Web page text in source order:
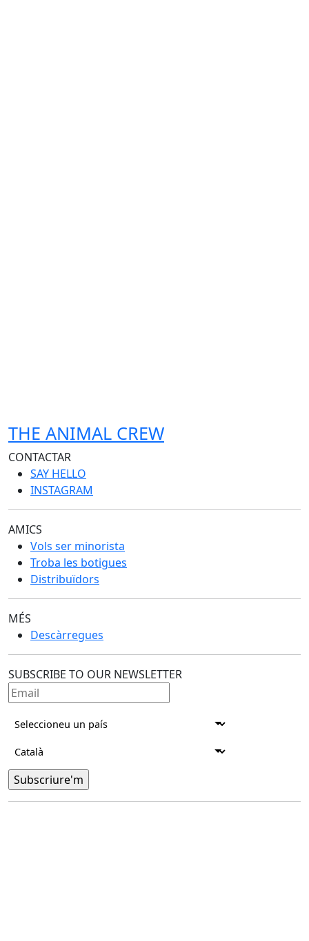
THE ANIMAL CREW
CONTACTAR
SAY HELLO
INSTAGRAM
AMICS
Vols ser minorista
Troba les botigues
Distribuïdors
MÉS
Descàrregues
SUBSCRIBE TO OUR NEWSLETTER